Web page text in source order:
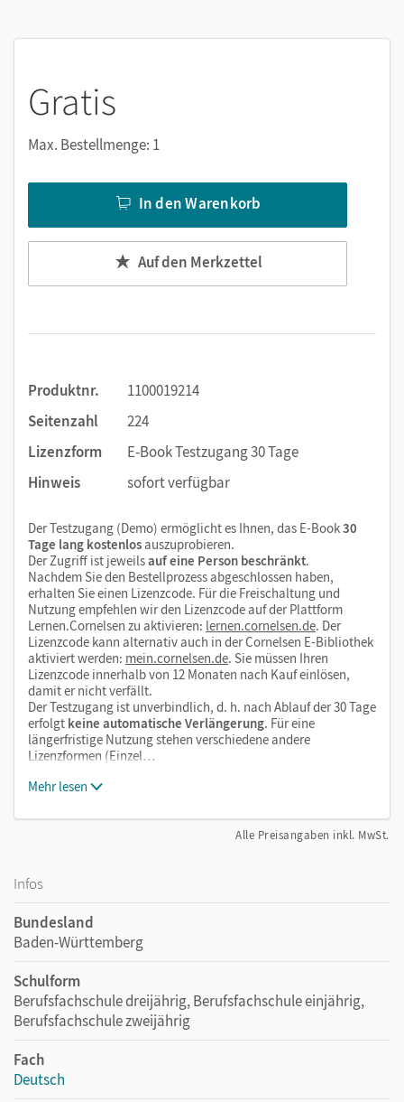
Notizen erstellen
Markierungen setzen
Suchen im Text
Zoomen
Gratis
Max. Bestellmenge: 1
In den Warenkorb
Auf den Merkzettel
Produktnr.
1100019214
Seitenzahl
224
Lizenzform
E-Book Testzugang 30 Tage
Hinweis
sofort verfügbar
Der Testzugang (Demo) ermöglicht es Ihnen, das E-Book30
Tage lang kostenlosauszuprobieren.
Der Zugriff ist jeweilsauf eine Person beschränkt.
Nachdem Sie den Bestellprozess abgeschlossen haben,
erhalten Sie einen Lizenzcode. Für die Freischaltung und
Nutzung empfehlen wir den Lizenzcode auf der Plattform
Lernen.Cornelsen zu aktivieren: lernen.cornelsen.de. Der
Lizenzcode kann alternativ auch in der Cornelsen E-Bibliothek
aktiviert werden: mein.cornelsen.de. Sie müssen Ihren
Lizenzcode innerhalb von 12 Monaten nach Kauf einlösen,
damit er nicht verfällt.
Der Testzugang ist unverbindlich, d. h. nach Ablauf der 30 Tage
erfolgt keine automatische Verlängerung. Für eine
längerfristige Nutzung stehen verschiedene andere
Lizenzformen (Einzel…
Mehr lesen
Alle Preisangaben inkl. MwSt.
Infos
Bundesland
Baden-Württemberg
Schulform
Berufsfachschule dreijährig, Berufsfachschule einjährig,
Berufsfachschule zweijährig
Fach
Deutsch